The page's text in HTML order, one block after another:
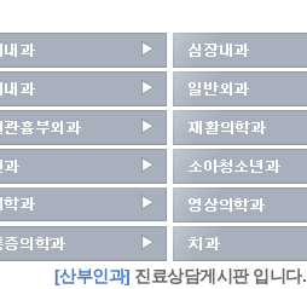
[산부인과] 진료상담게시판 입니다.